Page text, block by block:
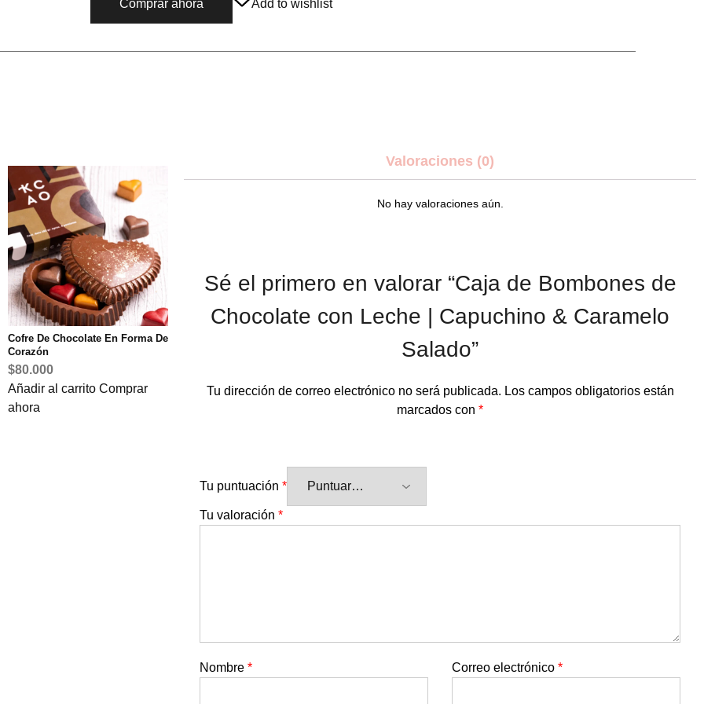
Comprar ahora Add to wishlist
Cofre De Chocolate En Forma De
Corazón
$80.000
Añadir al carrito Comprar
ahora
Valoraciones (0)
No hay valoraciones aún.
Sé el primero en valorar “Caja de Bombones de
Chocolate con Leche | Capuchino & Caramelo
Salado”
Tu dirección de correo electrónico no será publicada. Los campos obligatorios están
marcados con *
Tu puntuación *
Tu valoración *
Nombre * Correo electrónico *